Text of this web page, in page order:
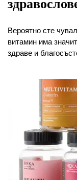
Вероятно сте
витамин има
здраве и